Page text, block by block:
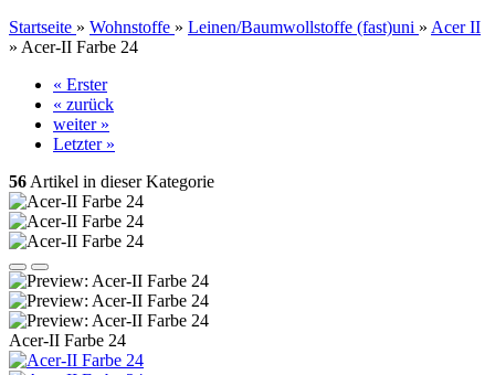
Startseite » Wohnstoffe » Leinen/Baumwollstoffe (fast)uni » Acer II
» Acer-II Farbe 24
« Erster
« zurück
weiter »
Letzter »
56 Artikel in dieser Kategorie
Acer-II Farbe 24